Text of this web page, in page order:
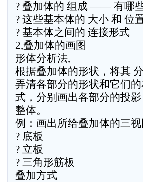
? 叠加体的 组成 —— 有哪
? 这些基本体的 大小 和 位
? 基本体之间的 连接形式
2,叠加体的画图
形体分析法,
根据叠加体的形状，将其
弄清各部分的形状和它们
式，分别画出各部分的投
整体。
例：画出所给叠加体的三视
? 底板
? 立板
? 三角形筋板
叠加方式